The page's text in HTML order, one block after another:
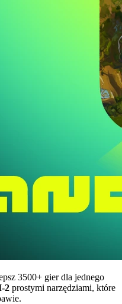
3500+ gier dla jednego
2 prostymi narzędziami, które